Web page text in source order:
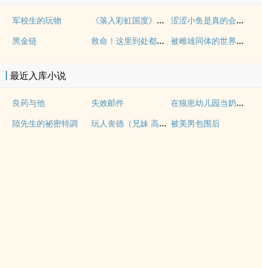
军校生的玩物 《落入彩虹国度》穿越+西幻+言情 涩涩小鱼是真的会被干透
黑金链 救命！这里到处都是阴暗批（西幻NPH） 被雌雄同体的世界爆炒了（玄幻nph）
最近入库小说
良药与他 失效邮件 在狼崽幼儿园当奶爸的日常
陸先生的祕密特調 玩人丧德（兄妹 高H） 被美男包围后